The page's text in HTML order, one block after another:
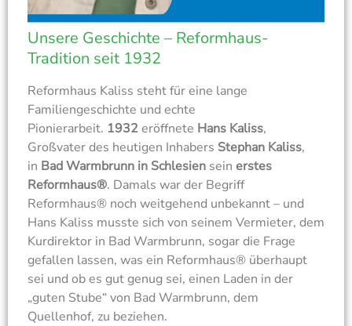
Unsere Geschichte – Reformhaus-
Tradition seit 1932
Reformhaus Kaliss steht für eine lange
Familiengeschichte und echte
Pionierarbeit. 1932eröffnete Hans Kaliss,
Großvater des heutigen Inhabers Stephan Kaliss,
in Bad Warmbrunn in Schlesien sein erstes
Reformhaus®. Damals war der Begriff
Reformhaus® noch weitgehend unbekannt – und
Hans Kaliss musste sich von seinem Vermieter, dem
Kurdirektor in Bad Warmbrunn, sogar die Frage
gefallen lassen, was ein Reformhaus® überhaupt
sei und ob es gut genug sei, einen Laden in der
„guten Stube“ von Bad Warmbrunn, dem
Quellenhof, zu beziehen.